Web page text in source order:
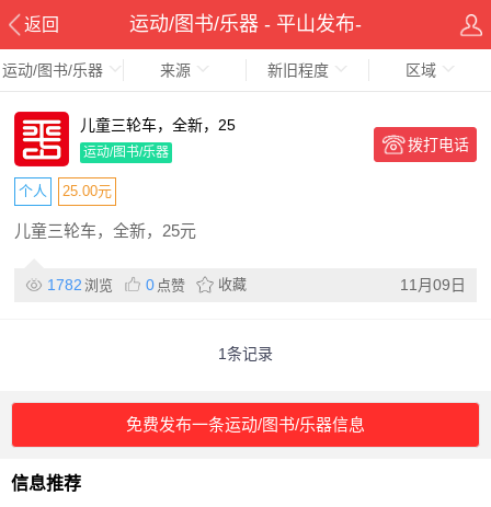
返回 运动/图书/乐器 - 平山发布-
pingshanxian.com
运动/图书/乐器 来源 新旧程度 区域
儿童三轮车，全新，25
运动/图书/乐器 拨打电话
个人 25.00元
儿童三轮车，全新，25元
1782 浏览 0 点赞 收藏 11月09日
1条记录
免费发布一条运动/图书/乐器信息
信息推荐